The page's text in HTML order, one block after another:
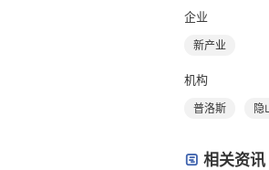
企业
新产业
机构
普洛斯 隐
相关资讯